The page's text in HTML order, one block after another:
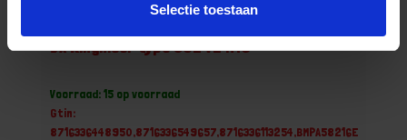
Selectie toestaan
DX Ringmoer type 582 VZ M16
Voorraad: 15 op voorraad
Gtin:
8716336448950,8716336549657,8716336113254,BMPA58216E